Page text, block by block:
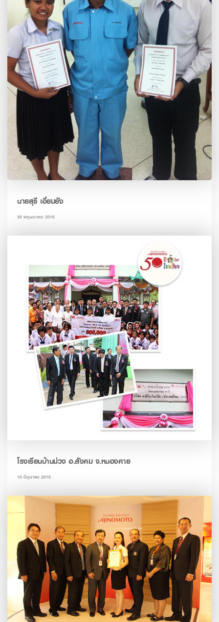
นายสุธี เอี่ยมยัง
30 พฤษภาคม 2015
โรงเรียนบ้านม่วง อ.สังคม จ.หนองคาย
10 มิถุนายน 2015